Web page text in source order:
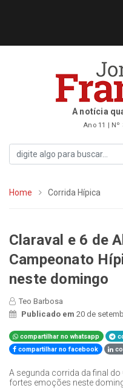
A notícia
Ano 11 | Nº
Home Corrida Hípica
Claraval e 6 de
Campeonato
neste domingo
Teo Barbosa
Publicado em 20 de
compartilhar no whatsapp
compartilhar no facebook
​A segunda corrida da final
fortes emoções neste